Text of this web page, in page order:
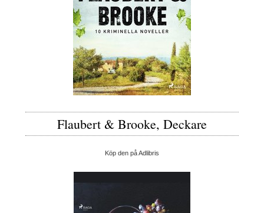
Flaubert & Brooke, Deckare
Köp den på Adlibris